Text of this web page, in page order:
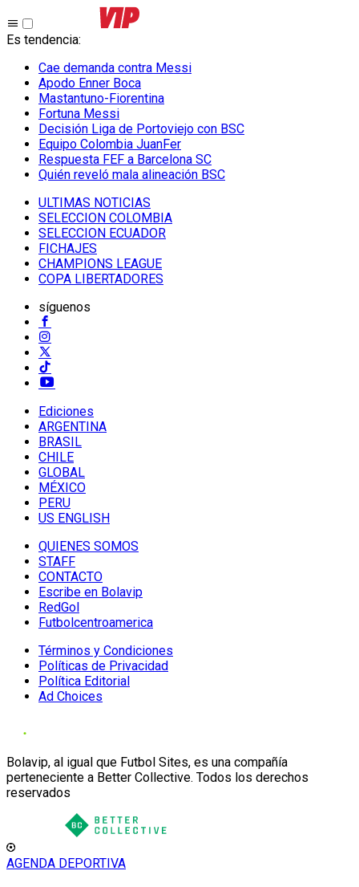
Es tendencia:
Cae demanda contra Messi
Apodo Enner Boca
Mastantuno-Fiorentina
Fortuna Messi
Decisión Liga de Portoviejo con BSC
Equipo Colombia JuanFer
Respuesta FEF a Barcelona SC
Quién reveló mala alineación BSC
ULTIMAS NOTICIAS
SELECCION COLOMBIA
SELECCION ECUADOR
FICHAJES
CHAMPIONS LEAGUE
COPA LIBERTADORES
síguenos
Ediciones
ARGENTINA
BRASIL
CHILE
GLOBAL
MÉXICO
PERU
US ENGLISH
QUIENES SOMOS
STAFF
CONTACTO
Escribe en Bolavip
RedGol
Futbolcentroamerica
Términos y Condiciones
Políticas de Privacidad
Política Editorial
Ad Choices
Bolavip, al igual que Futbol Sites, es una compañía
perteneciente a Better Collective. Todos los derechos
reservados
AGENDA DEPORTIVA